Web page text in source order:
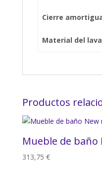
Cierre
Material del
Productos
Mueble de baño
313,75 €